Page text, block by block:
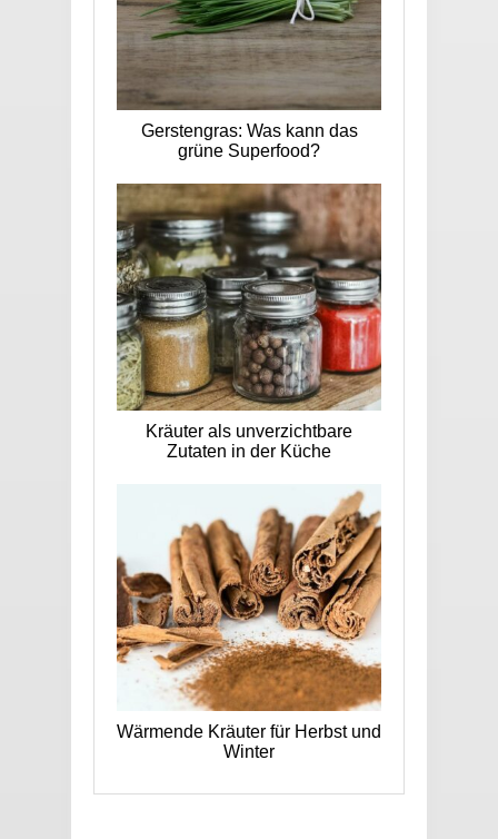
Gerstengras: Was kann das
grüne Superfood?
Kräuter als unverzichtbare
Zutaten in der Küche
Wärmende Kräuter für Herbst und
Winter